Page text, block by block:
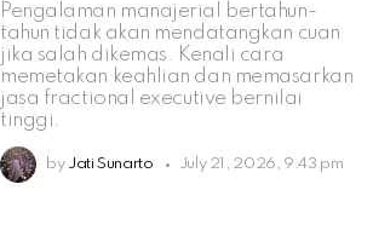
Pengalaman manajerial bertahun-
tahun tidak akan mendatangkan cuan
jika salah dikemas. Kenali cara
memetakan keahlian dan memasarkan
jasa fractional executive bernilai
tinggi.
by Jati Sunarto July 21, 2026, 9:43 pm